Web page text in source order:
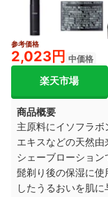
参考価格
2,023円 中価格
楽天市場
商品概要
主原料にイソフラ
エキスなどの天然由
シェーブローション
髭剃り後の保湿に使
したうるおいを肌に